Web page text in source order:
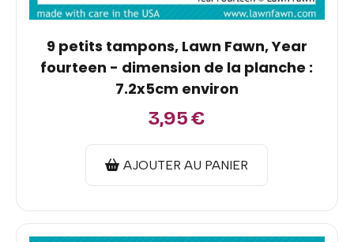
9 petits tampons, Lawn Fawn, Year
fourteen - dimension de la planche :
7.2x5cm environ
3,95€
AJOUTER AU PANIER